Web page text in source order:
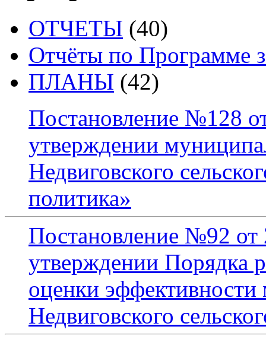
ОТЧЕТЫ (40)
Отчёты по Программе
ПЛАНЫ (42)
Постановление №128
утверждении
Недвиговского
политика»
Постановление №92 от
утверждении Порядка
оценки
Недвиговского